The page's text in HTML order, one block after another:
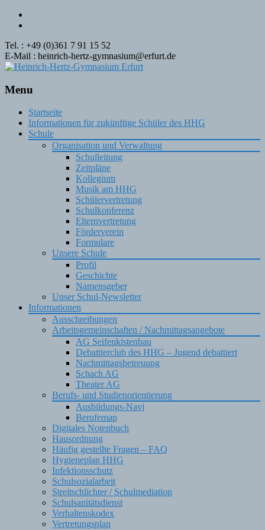
Tel. : +49 (0)361 7 91 15 52
E-Mail : heinrich-hertz-gymnasium@erfurt.de
Menu
Skip
content
Startseite
Informationen für zukünftige Schüler des HHG
Schule
Organisation und Verwaltung
Schulleitung
Zeitpläne
Kollegium
Musik am HHG
Schülervertretung
Schulkonferenz
Elternvertretung
Förderverein
Formulare
Unsere Schule
Profil
Geschichte
Namensgeber
Unser Schul-Newsletter
Informationen
Ausschreibungen
Arbeitsgemeinschaften / Nachmittagsangebote
AG Seifenkistenbau
Debattierclub des HHG – Jugend debattiert
Nachmittagsbetreuung
Schach AG
Theater AG
Berufs- und Studienorientierung
Ausbildungs-Navi
Berufemap
Digitales Notenbuch
Hausordnung
Häufig gestellte Fragen – FAQ
Hygieneplan HHG
Infektionsschutz
Schulsozialarbeit
Streitschlichter / Schulmediation
Schulsanitätsdienst
Verhaltenskodex
Vertretungsplan